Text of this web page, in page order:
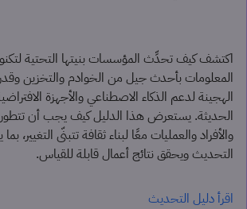
اكتشف كيف تحدِّث المؤسسات بنيتها التحتية
المعلومات بأحدث جيل من الخوادم والتخزين
الهجينة لدعم الذكاء الاصطناعي والأجهزة
الحديثة. يستعرض هذا الدليل كيف يجب أن تتطور
والأفراد والعمليات معًا لبناء ثقافة تتبنّى التغيير،
التحديث ويحقق نتائج أعمال قابلة للقياس.
اقرأ دليل التحديث